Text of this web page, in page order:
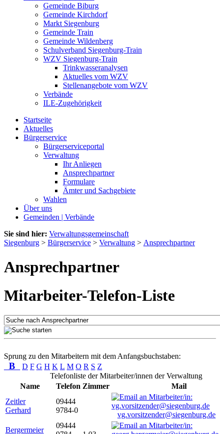
Gemeinde Biburg
Gemeinde Kirchdorf
Markt Siegenburg
Gemeinde Train
Gemeinde Wildenberg
Schulverband Siegenburg-Train
WZV Siegenburg-Train
Trinkwasseranalysen
Aktuelles vom WZV
Stellenangebote vom WZV
Verbände
ILE-Zugehörigkeit
Startseite
Aktuelles
Bürgerservice
Bürgerserviceportal
Verwaltung
Ihr Anliegen
Ansprechpartner
Formulare
Ämter und Sachgebiete
Wahlen
Über uns
Gemeinden | Verbände
Sie sind hier: Verwaltungsgemeinschaft
Siegenburg > Bürgerservice > Verwaltung > Ansprechpartner
Ansprechpartner
Mitarbeiter-Telefon-Liste
Sprung zu den Mitarbeitern mit dem Anfangsbuchstaben:
B D F G H K L M O R S Z
Telefonliste der Mitarbeiter/innen der Verwaltung
Name
Telefon Zimmer
Mail
Zeitler
Gerhard
09444
9784-0
vg.vorsitzender@siegenburg.de
Bergermeier
09444